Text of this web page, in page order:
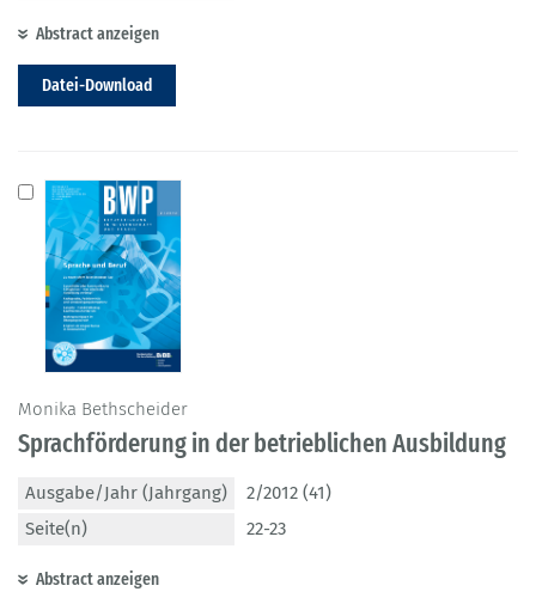
Abstract anzeigen
Datei-Download
Monika Bethscheider
Sprachförderung in der betrieblichen Ausbildung
Ausgabe/Jahr (Jahrgang)
2/2012 (41)
Seite(n)
22-23
Abstract anzeigen